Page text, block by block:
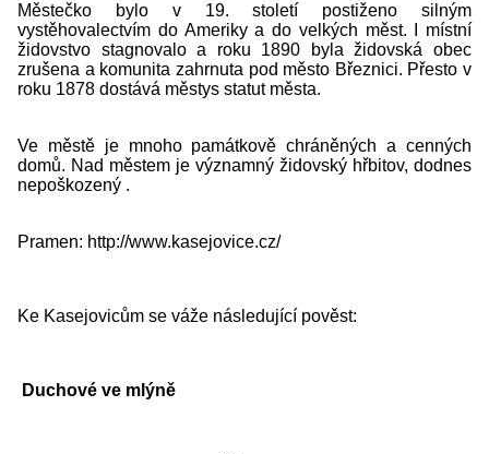
Městečko bylo v 19. století postiženo silným
vystěhovalectvím do Ameriky a do velkých měst. I místní
židovstvo stagnovalo a roku 1890 byla židovská obec
zrušena a komunita zahrnuta pod město Březnici. Přesto v
roku 1878 dostává městys statut města.
Ve městě je mnoho památkově chráněných a cenných
domů. Nad městem je významný židovský hřbitov, dodnes
nepoškozený .
Pramen: http://www.kasejovice.cz/
Ke Kasejovicům se váže následující pověst:
Duchové ve mlýně